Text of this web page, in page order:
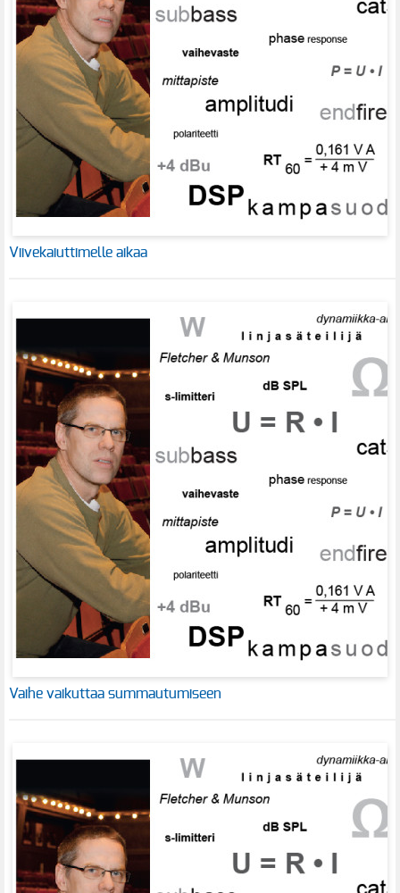
Viivekaiuttimelle aikaa
Vaihe vaikuttaa summautumiseen